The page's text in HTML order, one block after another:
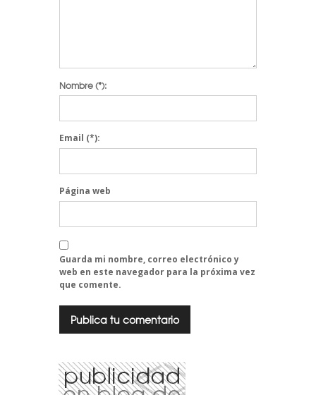
Nombre(*):
Email (*):
Página web
Guarda mi nombre, correo electrónico y
web en este navegador para la próxima vez
que comente.